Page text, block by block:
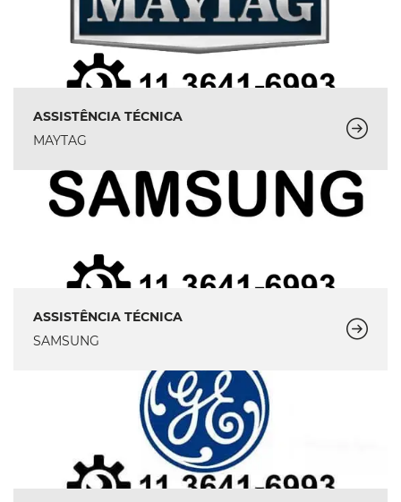
ASSISTÊNCIA TÉCNICA
MAYTAG
ASSISTÊNCIA TÉCNICA
SAMSUNG